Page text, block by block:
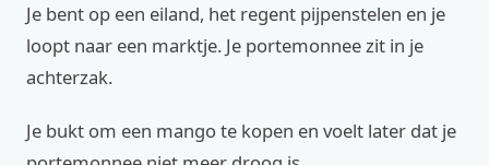
Je bent op een eiland, het regent pijpenstelen en je
loopt naar een marktje. Je portemonnee zit in je
achterzak.
Je bukt om een mango te kopen en voelt later dat je